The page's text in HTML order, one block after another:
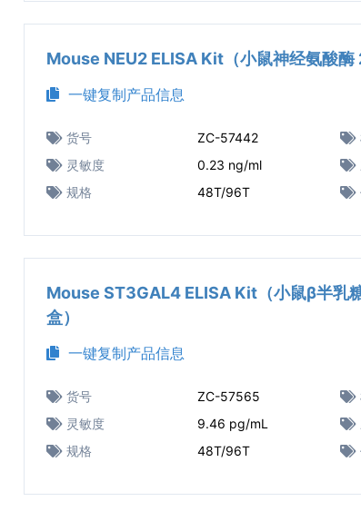
Mouse NEU2 ELISA Kit（小鼠神经氨酸酶
一键复制产品信息
货号 ZC-57442
灵敏度
0.23 ng/ml
规格
48T/96T
Mouse ST3GAL4 ELISA Kit（小鼠β半乳
盒）
一键复制产品信息
货号 ZC-57565
灵敏度
9.46 pg/mL
规格
48T/96T